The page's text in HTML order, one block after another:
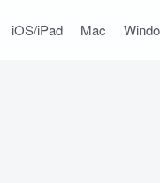
iOS/iPad Mac